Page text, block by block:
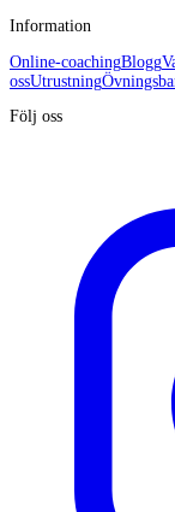
Information
Online-coachingBlogg
ossUtrustning
Följ oss